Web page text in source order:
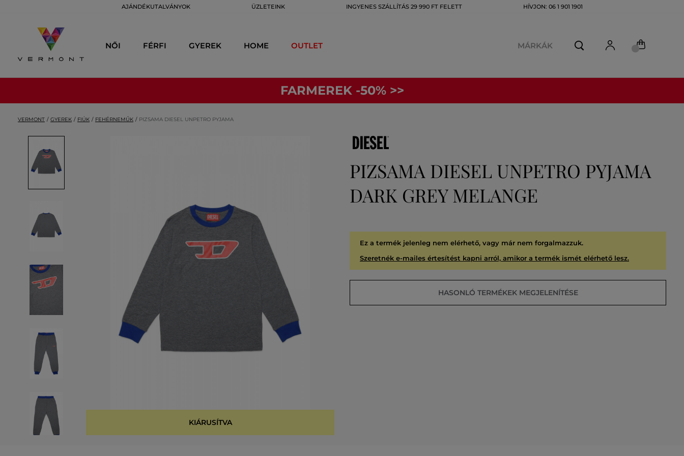
AJÁNDÉKUTALVÁNYOK ÜZLETEINK INGYENES SZÁLLÍTÁS 29 990 FT FELETT HÍVJON: 06 1 901 1901
NŐI FÉRFI GYEREK HOME OUTLET MÁRKÁK
FARMEREK -50% >>
VERMONT GYEREK FIÚK FEHÉRNEMŰK PIZSAMA DIESEL UNPETRO PYJAMA
KIÁRUSÍTVA
PIZSAMA DIESEL UNPETRO PYJAMA
DARK GREY MELANGE
Ez a termék jelenleg nem elérhető, vagy már nem forgalmazzuk.
Szeretnék e-mailes értesítést kapni arról, amikor a termék ismét elérhető lesz.
HASONLÓ TERMÉKEK MEGJELENÍTÉSE